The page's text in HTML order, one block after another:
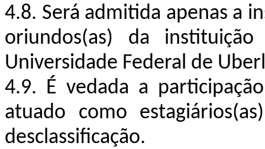
4.8. Será admitida apenas a
oriundos(as) da
Universidade Federal de
4.9. É vedada a
atuado como
desclassificação.